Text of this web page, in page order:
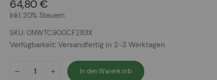
64,80 €
Inkl. 20% Steuern
SKU 0NWTC900CF283X
Verfügbarkeit: Versandfertig in 2-3 Werktagen
In den Warenkorb